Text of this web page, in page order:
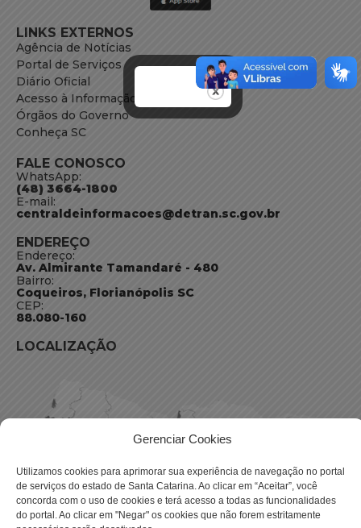
Gerenciar Cookies
Utilizamos cookies para aprimorar sua experiência de navegação no portal
de serviços do estado de Santa Catarina. Ao clicar em “Aceitar”, você
concorda com o uso de cookies e terá acesso a todas as funcionalidades
do portal. Ao clicar em "Negar" os cookies que não forem estritamente
LINKS EXTERNOS
Agência de Notícias
Portal de Serviços
Diário Oficial
Acesso à Informação
Órgãos do Governo
Conheça SC
FALE CONOSCO
WhatsApp:
(48) 3664-1800
E-mail:
centraldeinformacoes@detran.sc.gov.br
ENDEREÇO
Endereço:
Av. Almirante Tamandaré - 480
Bairro:
Coqueiros, Florianópolis SC
CEP:
88.080-160
LOCALIZAÇÃO